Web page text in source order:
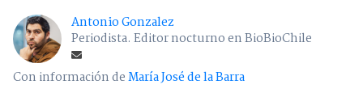
Antonio Gonzalez
Periodista. Editor nocturno en BioBioChile
Con información deMaría José de la Barra